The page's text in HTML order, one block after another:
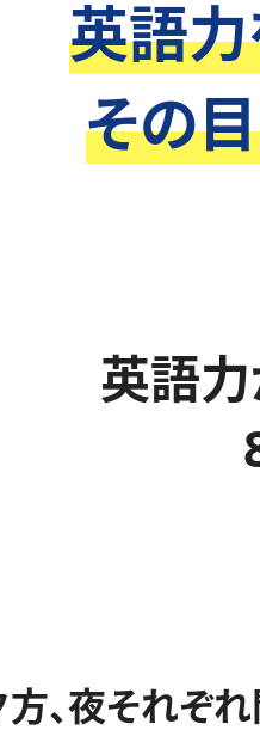
英語
その
英語
、夜それぞ